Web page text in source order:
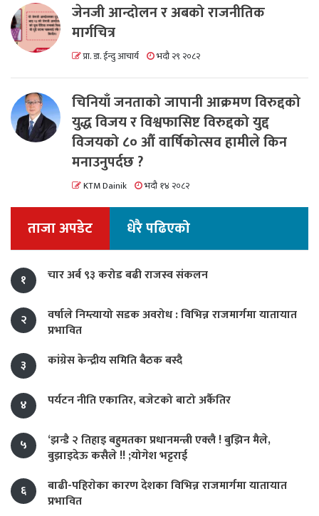
जेनजी आन्दोलन र अबको राजनीतिक
मार्गचित्र
प्रा. डा. ईन्दु आचार्य भदौ २९ २०८२
चिनियाँ जनताको जापानी आक्रमण विरुद्दको
युद्ध विजय र विश्वफासिष्ट विरुद्दको युद्द
विजयको ८० औं वार्षिकोत्सव हामीले किन
मनाउनुपर्दछ ?
KTM Dainik भदौ १४ २०८२
ताजा अपडेट धेरै पढिएको
१ चार अर्ब ९३ करोड बढी राजस्व संकलन
२
वर्षाले निम्त्यायो सडक अवरोध : विभिन्न राजमार्गमा यातायात
प्रभावित
३
कांग्रेस केन्द्रीय समिति बैठक बस्दै
४ पर्यटन नीति एकातिर, बजेटको बाटो अर्कैतिर
५
‘झन्डै २ तिहाइ बहुमतका प्रधानमन्त्री एक्लै ! बुझिन मैले,
बुझाइदेऊ कसैले !! ;योगेश भट्टराई
६
बाढी-पहिराेका कारण देशका विभिन्न राजमार्गमा यातायात
प्रभावित